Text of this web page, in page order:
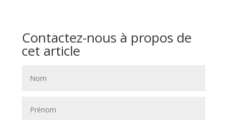
Contactez-nous à propos de
cet article